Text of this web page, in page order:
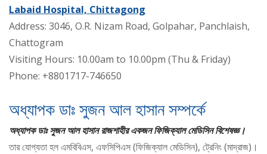
Labaid Hospital, Chittagong
Address: 3046, O.R. Nizam Road, Golpahar, Panchlaish,
Chattogram
Visiting Hours: 10.00am to 10.00pm (Thu & Friday)
Phone: +8801717-746650
অধ্যাপক ডাঃ সুজন আল হাসান সম্পর্কে
অধ্যাপক ডাঃ সুজন আল হাসান রাজশাহীর একজন ফিজিক্যাল মেডিসিন বিশেষজ্ঞ।
তার যোগ্যতা হল এমবিবিএস, এফসিপিএস (ফিজিক্যাল মেডিসিন), ট্রেনিং (মাদ্রাজ)।